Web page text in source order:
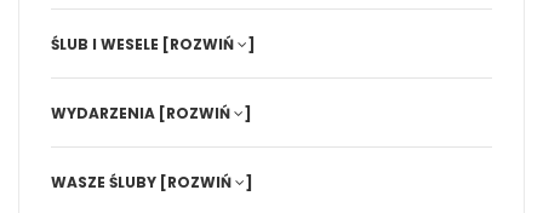
ŚLUB I WESELE [ROZWIŃ ]
WYDARZENIA [ROZWIŃ ]
WASZE ŚLUBY [ROZWIŃ ]